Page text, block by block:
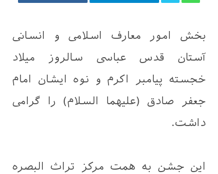
بخش امور معارف اسلامی و انسانی
آستان قدس عباسی سالروز میلاد
خجسته پیامبر اکرم و نوه ایشان امام
جعفر صادق (علیهما السلام) را گرامی
داشت.
این جشن به همت مرکز تراث البصره